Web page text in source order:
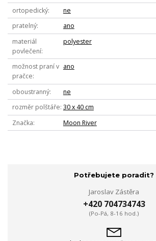
ortopedický
ne
pratelný
ano
materiál
povlečení
polyester
možnost praní v
pračce
ano
oboustranný
ne
rozměr polštáře 30 x 40 cm
Značka
Moon River
Potřebujete poradit?
Jaroslav Zástěra
+420 704734743
(Po-Pá, 8-16 hod.)